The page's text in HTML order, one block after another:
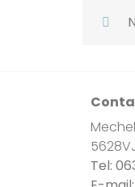
Tel: